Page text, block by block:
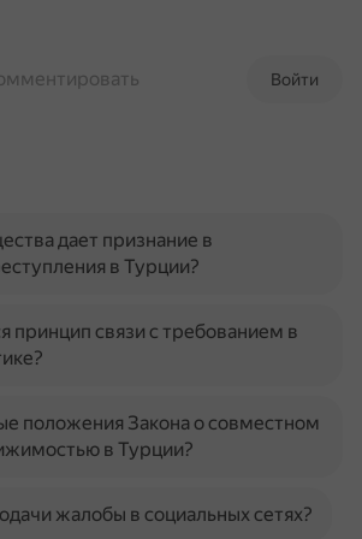
Войти
дает признание в
в Турции?
принцип связи с требованием в
положения Закона о совместном
в Турции?
жалобы в социальных сетях?